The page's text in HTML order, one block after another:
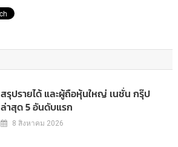
สรุปรายได้ และผู้ถือหุ้นใหญ่ เนชั่น กรุ๊ป
ล่าสุด 5 อันดับแรก
8 สิงหาคม 2026